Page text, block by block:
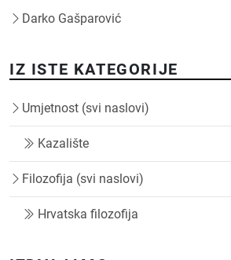
Darko Gašparović
IZ ISTE KATEGORIJE
Umjetnost (svi naslovi)
Kazalište
Filozofija (svi naslovi)
Hrvatska filozofija